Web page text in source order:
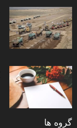
گروه ها